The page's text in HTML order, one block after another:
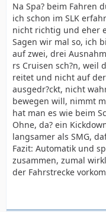
Na Spa? beim Fahren
ich schon im SLK
nicht richtig und eher
Sagen wir mal so, ich
auf zwei, drei
rs Cruisen sch?n, weil
reitet und nicht auf
ausgedr?ckt, nicht
bewegen will, nimmt
hat man es wie beim
Ohne, da? ein
langsamer als SMG,
Fazit: Automatik und
zusammen, zumal
der Fahrstrecke